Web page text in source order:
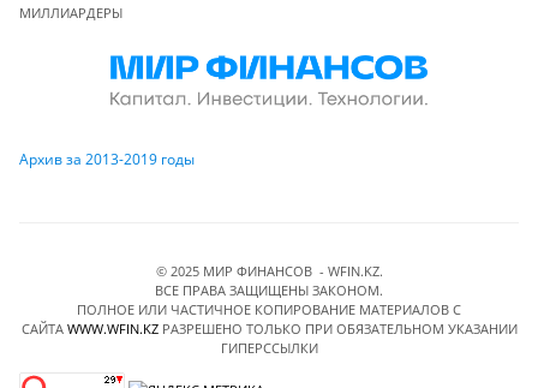
МИЛЛИАРДЕРЫ
Архив за 2013-2019 годы
© 2025 МИР ФИНАНСОВ - WFIN.KZ.
ВСЕ ПРАВА ЗАЩИЩЕНЫ ЗАКОНОМ.
ПОЛНОЕ ИЛИ ЧАСТИЧНОЕ КОПИРОВАНИЕ МАТЕРИАЛОВ C
САЙТА WWW.WFIN.KZРАЗРЕШЕНО ТОЛЬКО ПРИ ОБЯЗАТЕЛЬНОМ УКАЗАНИИ
ГИПЕРССЫЛКИ